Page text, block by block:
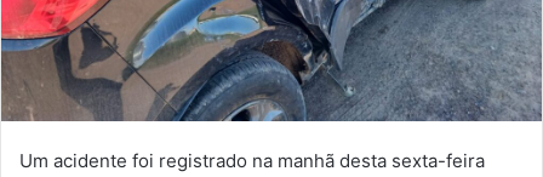
Um acidente foi registrado na manhã desta sexta-feira